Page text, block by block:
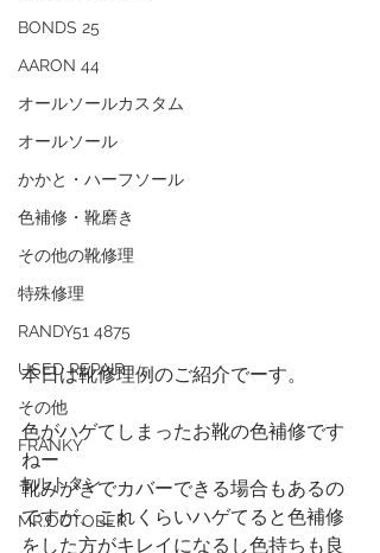
BONDS 25
AARON 44
オールソールカスタム
オールソール
かかと・ハーフソール
色補修・靴磨き
その他の靴修理
特殊修理
RANDY51 4875
USED REPAIR
その他
FRANKY
キルトタン
MR.OCTOBER
本日は靴修理例のご紹介でーす。
色がハゲてしまったお靴の色補修です
ねー
靴みがきでカバーできる場合もあるの
ですが、これくらいハゲてると色補修
をした方がキレイになるし色持ちも良